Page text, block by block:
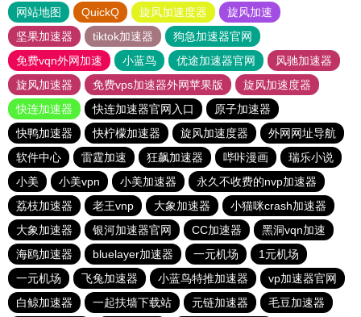
网站地图 QuickQ 旋风加速度器
旋风加速
坚果加速器
tiktok加速器
狗急加速器官网
免费vqn外网加速
小蓝鸟 优途加速器官网
风驰加速器
旋风加速器
免费vps加速器外网苹果版
旋风加速度器
快连加速器
快连加速器官网入口
原子加速器
快鸭加速器
快柠檬加速器 旋风加速度器
外网网址导航
软件中心
雷霆加速 狂飙加速器 哔咔漫画
瑞乐小说
小美
小美vpn 小美加速器
永久不收费的nvp加速器
荔枝加速器
老王vnp 大象加速器
小猫咪crash加速器
大象加速器
银河加速器官网 CC加速器
黑洞vqn加速
海鸥加速器
bluelayer加速器 一元机场
1元机场
一元机场
飞兔加速器 小蓝鸟特推加速器
vp加速器官网
白鲸加速器
一起扶墙下载站 元链加速器 毛豆加速器